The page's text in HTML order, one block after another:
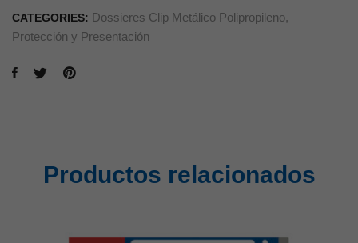
CATEGORIES: Dossieres Clip Metálico Polipropileno,
Protección y Presentación
Productos relacionados